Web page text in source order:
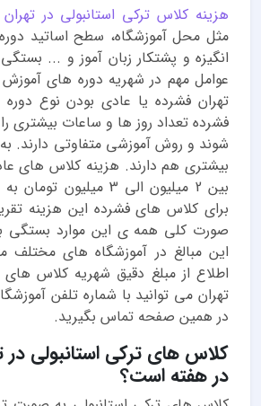
هزینه کلاس ترکی استانبولی در تهران
مثل محل آموزشگاه، سطح اساتید
انگیزه و پشتکار زبان آموز و ...
عوامل مهم در شهریه دوره های آموزش
تهران فشرده یا عادی بودن نوع
فشرده تعداد روز ها و ساعات بیشتری
شوند و روش آموزشی متفاوتی دارند.
بیشتری هم دارند. هزینه کلاس های
بین 2 میلیون الی 3
صورت کلی همه ی این موارد بستگی
این مبالغ در آموزشگاه های مختلف
اطلاع از مبلغ دقیق شهریه کلاس های
تهران می توانید با شماره تلفن
در همین صفحه تماس بگیرید.
کلاس های ترکی استانبولی در
در هفته است؟